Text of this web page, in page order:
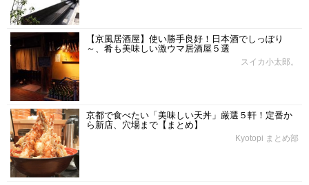
【京風居酒屋】使い勝手良好！日本酒でしっぽり
～、肴も美味しい激ウマ居酒屋５選
スイカ小太郎。
京都で食べたい「美味しい天丼」厳選５軒！定番か
ら新店、穴場まで【まとめ】
Kyotopi まとめ部